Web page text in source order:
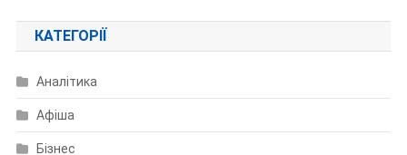
КАТЕГОРІЇ
Аналітика
Афіша
Бізнес